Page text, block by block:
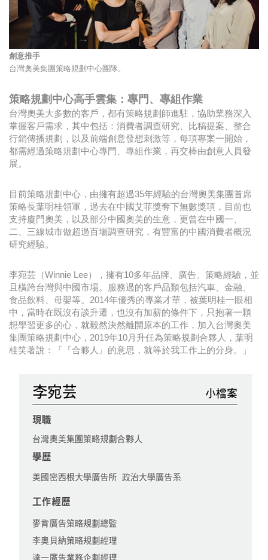
創意推手
台灣奧美集團策略規劃中心團隊。
策略規劃中心高手雲集：專門、專組作業
台灣奧美大多數的客戶，都有策略規劃師進駐，協助業務深入
掌握客戶需求，其中包括：消費者調查研究、比稿提案、整合
行銷傳播規劃，以及前端創意發想刺激等，每項專案一開始，
都需經過策略規劃中心專門、專組作業，再交棒由創意人員發
展。
目前策略規劃中心，由擁有超過35年經驗的台灣奧美集團首席
策略長葉明桂領軍，過去在中國艾菲獎奪下無數獎項，目前也
支持廈門奧美，以及部分中國奧美的生意，更曾在中國一、
二、三線城市做超過百場調查研究，有豐富的中國消費者概況
研究經驗。
李宛芸（Winnie Lee），擁有10多年品牌、廣告、策略經驗，並
且橫跨台灣與中國市場。服務過的客戶品類包括汽車、金融、
食品飲料、母嬰等。2014年優秀的專業才華，被葉明桂一眼相
中，當時在既沒有談升遷，也沒有加薪的條件下，只抱著一顆
想學習更多的心，就毅然決然離開原本的工作，加入台灣奧美
集團策略規劃中心，2019年10月升任為策略規劃合夥人，葉明
桂笑著說：「『合夥人』的意思，就等於我工作上的分身。」